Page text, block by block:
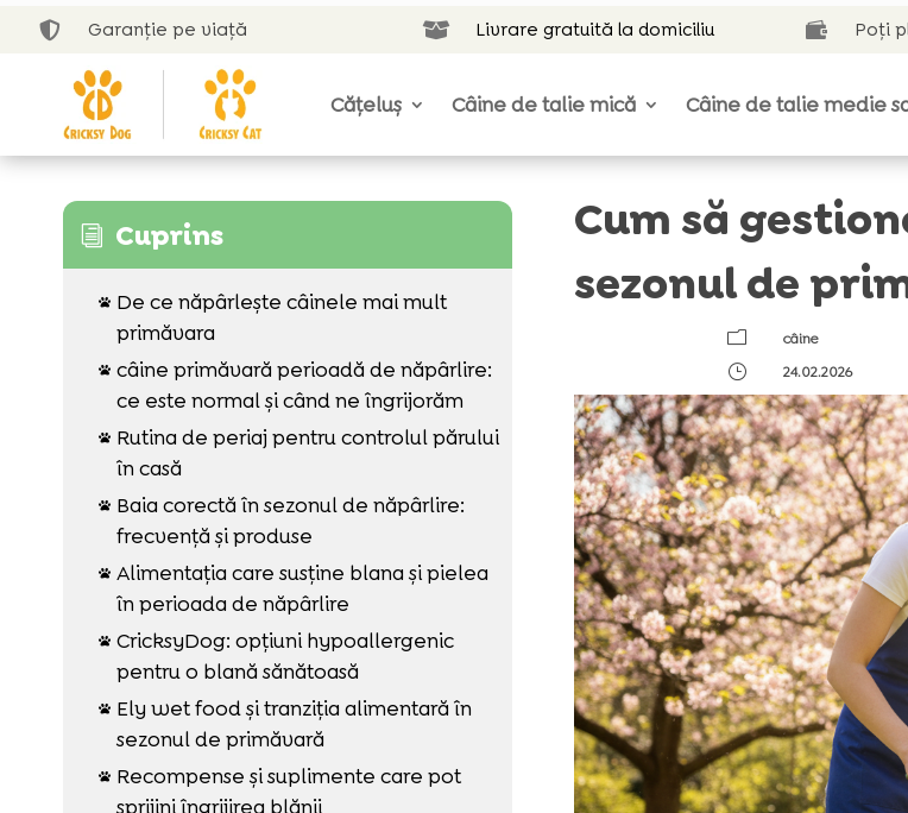
 Garanție pe viață  Livrare gratuită la domiciliu  Poți
Cățeluș Câine de talie mică Câine de talie medie
i Cuprins

De ce năpârlește câinele mai mult
primăvara
 câine primăvară perioadă de năpârlire:
ce este normal și când ne îngrijorăm

Rutina de periaj pentru controlul părului
în casă

Baia corectă în sezonul de năpârlire:
frecvență și produse
 Alimentația care susține blana și pielea
în perioada de năpârlire
 CricksyDog: opțiuni hypoallergenic
pentru o blană sănătoasă

Ely wet food și tranziția alimentară în
sezonul de primăvară

Recompense și suplimente care pot
sprijini îngrijirea blănii
Cum să
sezonul de
m
câine
}
24.02.2026